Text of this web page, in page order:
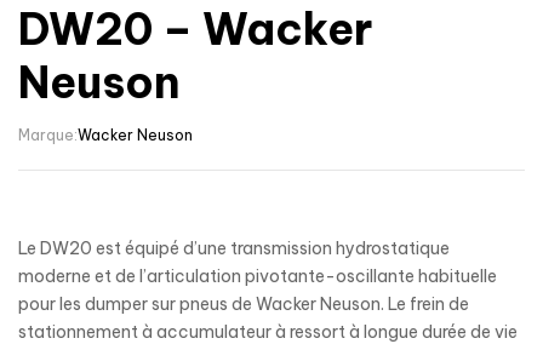
DW20 – Wacker
Neuson
Marque:Wacker Neuson
Le DW20 est équipé d’une transmission hydrostatique
moderne et de l’articulation pivotante-oscillante habituelle
pour les dumper sur pneus de Wacker Neuson. Le frein de
stationnement à accumulateur à ressort à longue durée de vie